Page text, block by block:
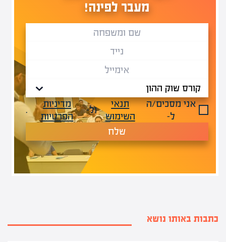
מעבר לפינה!
אני מסכים/ה
ל-
תנאי
השימוש
ול-
מדיניות
הפרטיות
.
שלח
כתבות באותו נושא